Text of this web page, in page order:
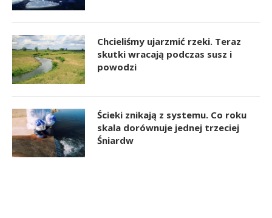
Chcieliśmy ujarzmić rzeki. Teraz
skutki wracają podczas susz i
powodzi
Ścieki znikają z systemu. Co roku
skala dorównuje jednej trzeciej
Śniardw